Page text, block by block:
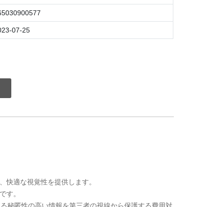
07-25
快適な視覚性を提供します。
す。
秘匿性の高い情報を第三者の視線から保護する費用対